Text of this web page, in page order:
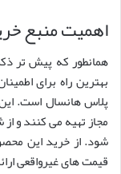
اهمیت منبع
همانطور که پیش تر
بهترین راه برای
پلاس هانسال است.
مجاز تهیه می کنند و
شود. از خرید این
قیمت های غیرواقعی